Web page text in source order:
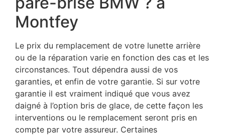
Montfey
Le prix du remplacement de votre lunette arrière
ou de la réparation varie en fonction des cas et les
circonstances. Tout dépendra aussi de vos
garanties, et enfin de votre garantie. Si sur votre
garantie il est vraiment indiqué que vous avez
daigné à l’option bris de glace, de cette façon les
interventions ou le remplacement seront pris en
compte par votre assureur. Certaines